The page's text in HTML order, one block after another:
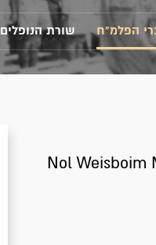
הפלמ"ח שורת הנופלים
Nol Weisboim